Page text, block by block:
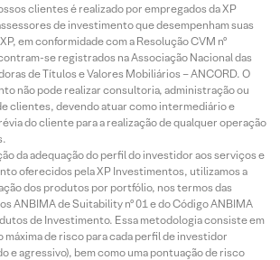
clientes é realizado por empregados da XP
de investimento que desempenham suas
em conformidade com a Resolução CVM nº
se registrados na Associação Nacional das
de Títulos e Valores Mobiliários – ANCORD. O
não pode realizar consultoria, administração ou
clientes, devendo atuar como intermediário e
do cliente para a realização de qualquer operação
da adequação do perfil do investidor aos serviços e
oferecidos pela XP Investimentos, utilizamos a
dos produtos por portfólio, nos termos das
ANBIMA de Suitability nº 01 e do Código ANBIMA
de Investimento. Essa metodologia consiste em
de risco para cada perfil de investidor
e agressivo), bem como uma pontuação de risco